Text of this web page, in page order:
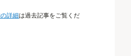
詳細は過去記事をご覧くだ